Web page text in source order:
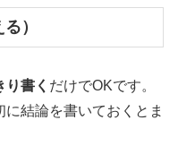
）
書く だけでOKです。
結論を書いておくとま